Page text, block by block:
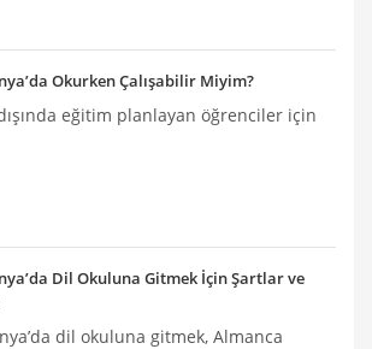
Okurken Çalışabilir Miyim?
eğitim planlayan öğrenciler için
Dil Okuluna Gitmek İçin Şartlar ve
dil okuluna gitmek, Almanca